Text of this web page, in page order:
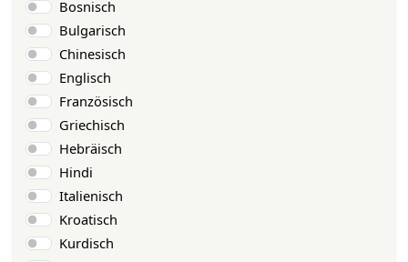
Bosnisch
Bulgarisch
Chinesisch
Englisch
Französisch
Griechisch
Hebräisch
Hindi
Italienisch
Kroatisch
Kurdisch